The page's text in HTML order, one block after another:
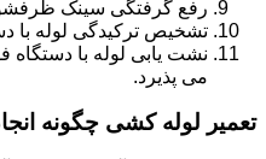
رفع گرفتگی سینک
تشخیص ترکیدگی لوله با
نشت یابی لوله با دستگاه
می پذیرد.
تعمیر لوله کشی چگونه